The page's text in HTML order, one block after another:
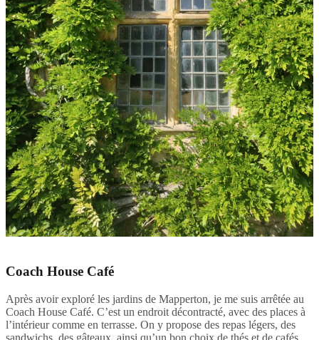
Coach House Café
Après avoir exploré les jardins de Mapperton, je me suis arrêtée au
Coach House Café. C’est un endroit décontracté, avec des places à
l’intérieur comme en terrasse. On y propose des repas légers, des
sandwichs, des gâteaux, ainsi qu’un bon choix de thés et de cafés.